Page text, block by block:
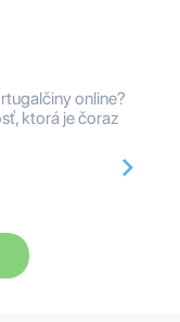
online?
ktorá je čoraz